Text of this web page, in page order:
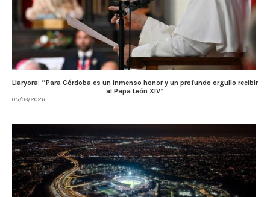
Llaryora: “Para Córdoba es un inmenso honor y un profundo orgullo recibir
al Papa León XIV”
05/08/2026